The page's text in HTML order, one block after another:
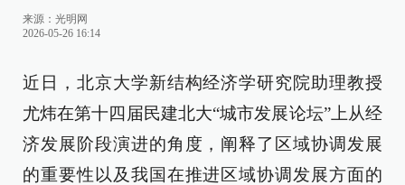
来源： 光明网
2026-05-26 16:14
近日，北京大学新结构经济学研究院助理教授
尤炜在第十四届民建北大“城市发展论坛”上从经
济发展阶段演进的角度，阐释了区域协调发展
的重要性以及我国在推进区域协调发展方面的